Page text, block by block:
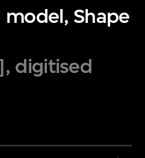
Shape
digitised